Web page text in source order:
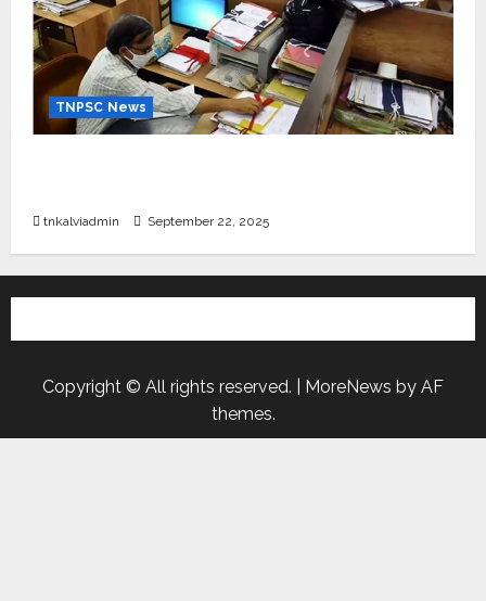
TNPSC News
tnkalviadmin September 22, 2025
Copyright © All rights reserved. MoreNews by AF
themes.